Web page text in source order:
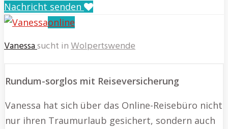
Nachricht senden
online
Vanessasucht inWolpertswende
Rundum-sorglos mit Reiseversicherung
Vanessa hat sich über das Online-Reisebüro nicht
nur ihren Traumurlaub gesichert, sondern auch